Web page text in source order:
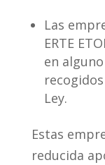
Las
ERTE
en
Ley.
Estas
reducida